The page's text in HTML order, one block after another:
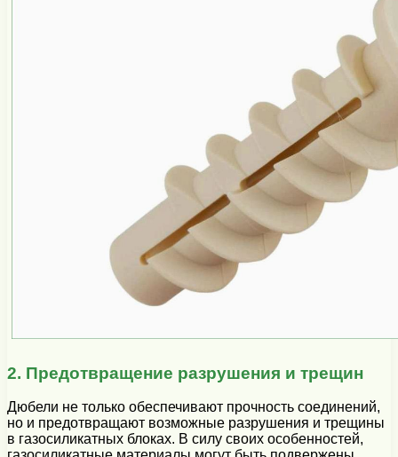
2. Предотвращение разрушения и трещин
Дюбели не только обеспечивают прочность соединений,
но и предотвращают возможные разрушения и трещины
в газосиликатных блоках. В силу своих особенностей,